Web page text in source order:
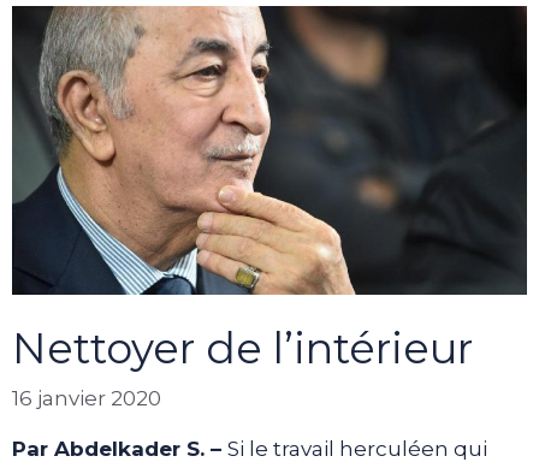
Nettoyer de l’intérieur
16 janvier 2020
Par Abdelkader S. – Si le travail herculéen qui